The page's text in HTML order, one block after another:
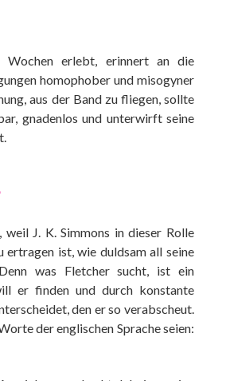
erlebt, erinnert an die
homophober und misogyner
aus der Band zu fliegen, sollte
gnadenlos und unterwirft seine
J. K. Simmons in dieser Rolle
ist, wie duldsam all seine
was Fletcher sucht, ist ein
er finden und durch konstante
den er so verabscheut.
der englischen Sprache seien: